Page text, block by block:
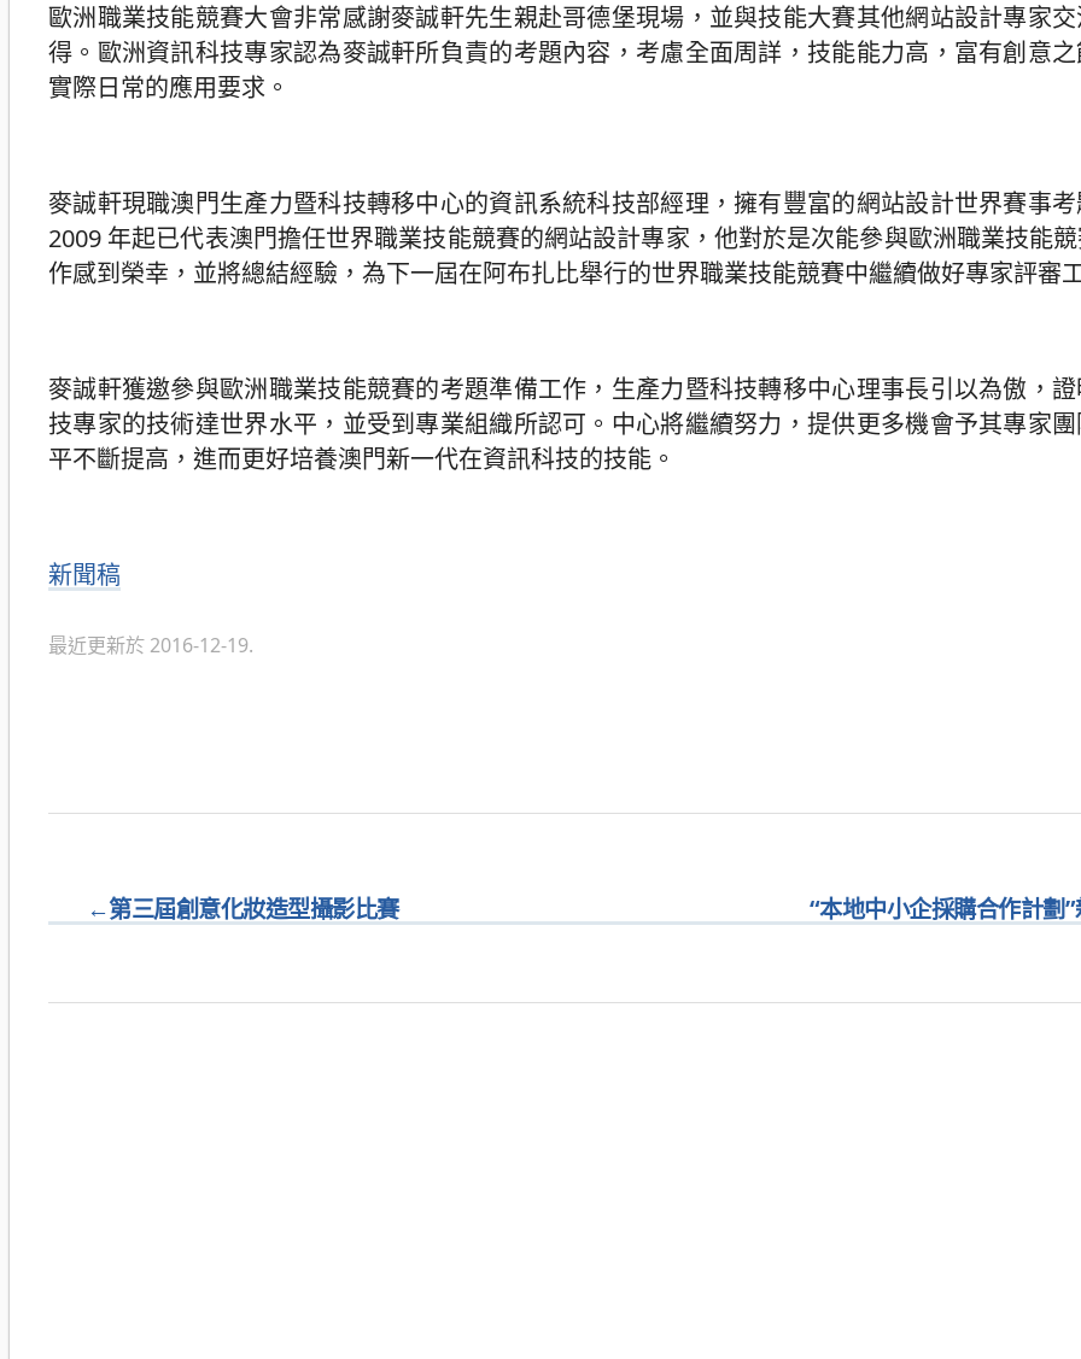
歐洲職業技能競賽大會非常感謝麥誠軒先生親赴哥德堡現場，並與技能大賽其他網站設計專家
得。歐洲資訊科技專家認為麥誠軒所負責的考題內容，考慮全面周詳，技能能力高，富有創意
實際日常的應用要求。
麥誠軒現職澳門生產力暨科技轉移中心的資訊系統科技部經理，擁有豐富的網站設計世界賽事
2009 年起已代表澳門擔任世界職業技能競賽的網站設計專家，他對於是次能參與歐洲職業技能
作感到榮幸，並將總結經驗，為下一屆在阿布扎比舉行的世界職業技能競賽中繼續做好專家評審
麥誠軒獲邀參與歐洲職業技能競賽的考題準備工作，生產力暨科技轉移中心理事長引以為傲，
技專家的技術達世界水平，並受到專業組織所認可。中心將繼續努力，提供更多機會予其專家
平不斷提高，進而更好培養澳門新一代在資訊科技的技能。
分
新聞稿
最近更新於 2016-12-19.
←第三屆創意化妝造型攝影比賽 “本地中小企採購合作計劃